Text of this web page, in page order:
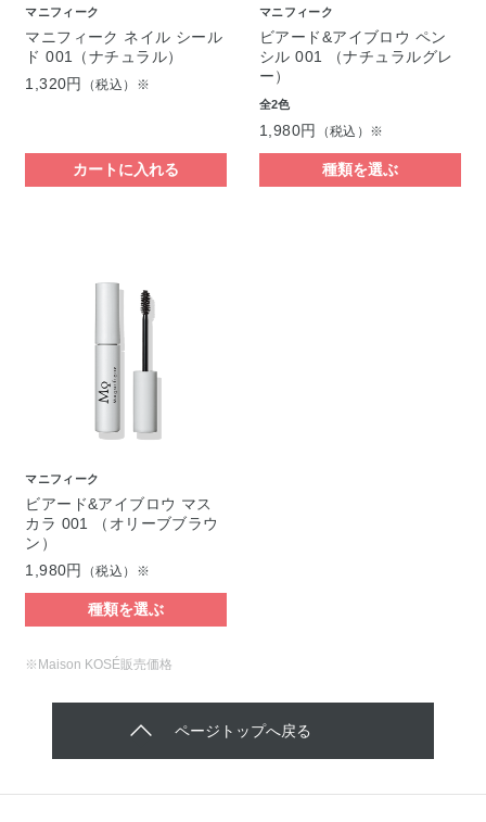
マニフィーク
マニフィーク ネイル シール
ド 001（ナチュラル）
1,320円
（税込）※
カートに入れる
マニフィーク
ビアード&アイブロウ ペン
シル 001 （ナチュラルグレ
ー）
全2色
1,980円 （税込）※
種類を選ぶ
マニフィーク
ビアード&アイブロウ マス
カラ 001 （オリーブブラウ
ン）
1,980円
（税込）※
種類を選ぶ
※Maison KOSÉ販売価格
ページトップへ戻る